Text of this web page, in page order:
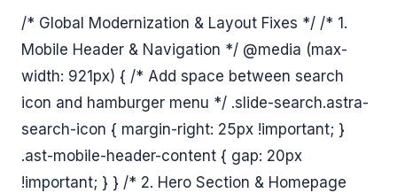
/* Global Modernization & Layout Fixes */ /* 1.
Mobile Header & Navigation */ @media (max-
width: 921px) { /* Add space between search
icon and hamburger menu */ .slide-search.astra-
search-icon { margin-right: 25px !important; }
.ast-mobile-header-content { gap: 20px
!important; } } /* 2. Hero Section & Homepage